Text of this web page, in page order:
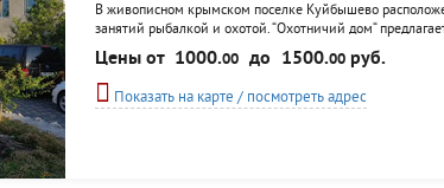
В живописном крымском поселке Куйбышево
занятий рыбалкой и охотой. “Охотничий дом“
персонал, уют и забота, а хорошее настроение и
после охоты постояльцы отведают
Цены от 1000.00 до 1500.00руб.
Показать на карте / посмотреть адрес